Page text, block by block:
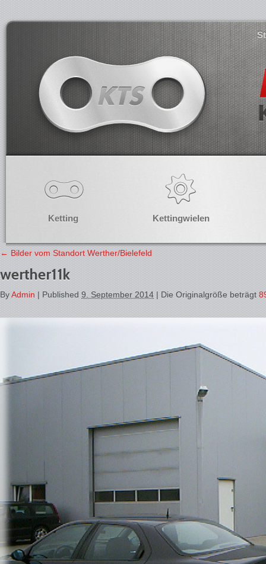
Ketting Kettingwielen
← Bilder vom Standort Werther/Bielefeld
werther11k
ByAdmin | Published 9. September 2014 | Die Originalgröße beträgt